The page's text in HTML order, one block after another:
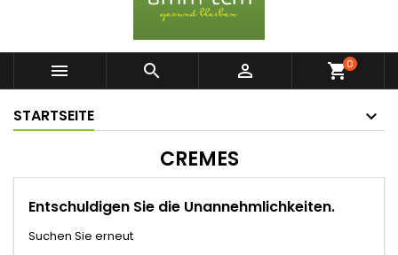
   shopping_cart0
STARTSEITE
CREMES
Entschuldigen Sie die Unannehmlichkeiten.
Suchen Sie erneut